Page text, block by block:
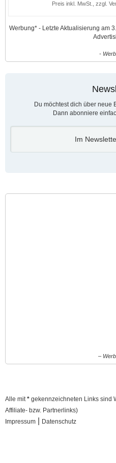
Preis inkl. MwSt., zzgl.
Werbung* - Letzte Aktualisierung am
-
Du möchtest dich über neue
Dann abonniere
Im
–
Alle mit* gekennzeichneten Links sind
Affiliate- bzw. Partnerlinks)
Impressum
Datenschutz